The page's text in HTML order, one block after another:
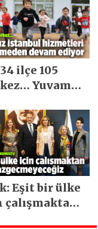
34 ilçe 105
Yuvamız
vermeden
ediyor
Eşit bir ülke
çalışmaktan